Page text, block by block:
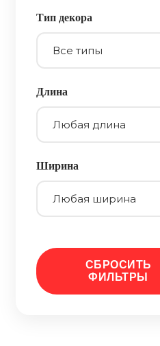
Тип декора
Длина
Ширина
СБРОСИТЬ
ФИЛЬТРЫ